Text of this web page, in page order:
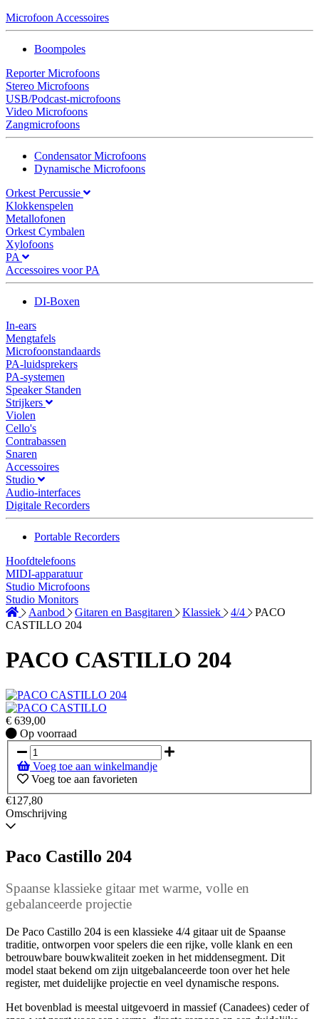
Microfoon Accessoires
Boompoles
Reporter Microfoons
Stereo Microfoons
USB/Podcast-microfoons
Video Microfoons
Zangmicrofoons
Condensator Microfoons
Dynamische Microfoons
Orkest Percussie
Klokkenspelen
Metallofonen
Orkest Cymbalen
Xylofoons
PA
Accessoires voor PA
DI-Boxen
In-ears
Mengtafels
Microfoonstandaards
PA-luidsprekers
PA-systemen
Speaker Standen
Strijkers
Violen
Cello's
Contrabassen
Snaren
Accessoires
Studio
Audio-interfaces
Digitale Recorders
Portable Recorders
Hoofdtelefoons
MIDI-apparatuur
Studio Microfoons
Studio Monitors
Aanbod
Gitaren en Basgitaren Klassiek 4/4
PACO
CASTILLO 204
PACO CASTILLO 204
€ 639,00
Op
voorraad
Op voorraad
Voeg toe aan winkelmandje
Voeg toe aan favorieten
€127,80
Omschrijving
Paco Castillo 204
Spaanse klassieke gitaar met warme, volle en
gebalanceerde projectie
De Paco Castillo 204 is een klassieke 4/4 gitaar uit de Spaanse
traditie, ontworpen voor spelers die een rijke, volle klank en een
betrouwbare bouwkwaliteit zoeken in het middensegment. Dit
model staat bekend om zijn uitgebalanceerde toon over het hele
register, met duidelijke projectie en veel dynamische respons.
Het bovenblad is meestal uitgevoerd in massief (Canadees) ceder of